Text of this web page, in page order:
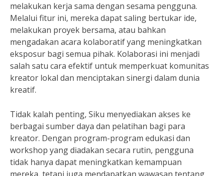
melakukan kerja sama dengan sesama pengguna.
Melalui fitur ini, mereka dapat saling bertukar ide,
melakukan proyek bersama, atau bahkan
mengadakan acara kolaboratif yang meningkatkan
eksposur bagi semua pihak. Kolaborasi ini menjadi
salah satu cara efektif untuk memperkuat komunitas
kreator lokal dan menciptakan sinergi dalam dunia
kreatif.
Tidak kalah penting, Siku menyediakan akses ke
berbagai sumber daya dan pelatihan bagi para
kreator. Dengan program-program edukasi dan
workshop yang diadakan secara rutin, pengguna
tidak hanya dapat meningkatkan kemampuan